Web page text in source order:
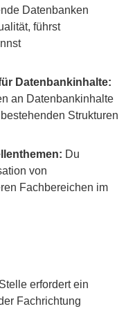
Datenbanken
führst
Datenbankinhalte:
an Datenbankinhalte
Strukturen
Du
von
Fachbereichen im
erfordert ein
Fachrichtung